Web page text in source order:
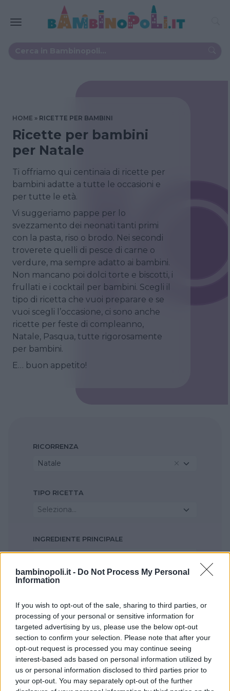
bambinopoli.it - Do Not Process My Personal
Information
If you wish to opt-out of the sale, sharing to third parties, or
processing of your personal or sensitive information for
targeted advertising by us, please use the below opt-out
section to confirm your selection. Please note that after your
opt-out request is processed you may continue seeing
interest-based ads based on personal information utilized by
us or personal information disclosed to third parties prior to
your opt-out. You may separately opt-out of the further
HOME RICETTE PER BAMBINI
Ricette per bambini
per Natale
Ti offriamo qui centinaia di ricette per
bambini adatte a tutte le occasioni e
per tutte le età.
Vi suggeriamo pappe per lo
svezzamento dei neonati tanti primi
con la pasta, riso o brodo. Nei secondi
troverete quelli di pesce di carne o
verdure, ma sempre adatto ai bambini.
Non mancano poi dolci torte e biscotti, i
frullati e i cocktail per bambini. Scegli il
tipo di ricetta che vuoi preparare e se
vuoi scegli l’occasione, ci sono anche
ricette per feste di compleanno,
Natale, Pasqua, tutte rigorosamente
per bambini.
E… buon appetito!
RICORRENZA
Natale
TIPO RICETTA
Seleziona...
INGREDIENTE PRINCIPALE
miele
STAGIONE
Autunno